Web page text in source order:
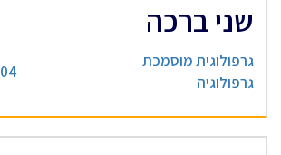
שני ברכה
גרפולוגית מוסמכת
גרפולוגיה
04